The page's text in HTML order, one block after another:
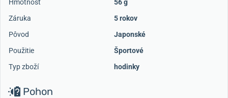
Hmotnosť
56 g
Záruka
5 rokov
Pôvod
Japonské
Použitie
Športové
Typ zboží
hodinky
Pohon